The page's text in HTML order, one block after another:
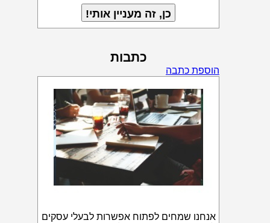
כתבות
הוספת כתבה
אנחנו שמחים לפתוח אפשרות לבעלי עסקים